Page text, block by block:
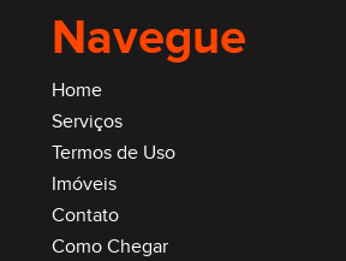
Navegue
Home
Serviços
Termos de Uso
Imóveis
Contato
Como Chegar